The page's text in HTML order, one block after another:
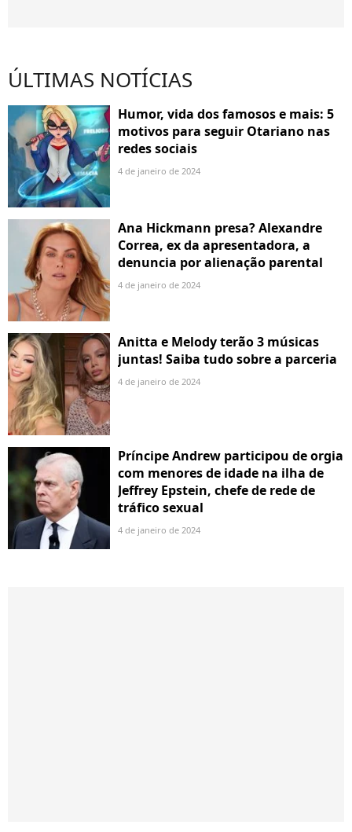
ÚLTIMAS NOTÍCIAS
Humor, vida dos famosos e mais: 5
motivos para seguir Otariano nas
redes sociais
4 de janeiro de 2024
Ana Hickmann presa? Alexandre
Correa, ex da apresentadora, a
denuncia por alienação parental
4 de janeiro de 2024
Anitta e Melody terão 3 músicas
juntas! Saiba tudo sobre a parceria
4 de janeiro de 2024
Príncipe Andrew participou de orgia
com menores de idade na ilha de
Jeffrey Epstein, chefe de rede de
tráfico sexual
4 de janeiro de 2024